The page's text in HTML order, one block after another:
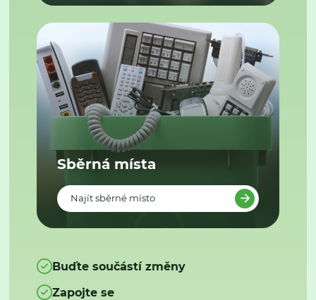
Sběrná místa
Najít sběrné místo
Buďte součástí změny
Zapojte se